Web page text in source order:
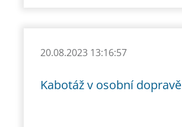
20.08.2023 13:16:57
Kabotáž v osobní dopravě